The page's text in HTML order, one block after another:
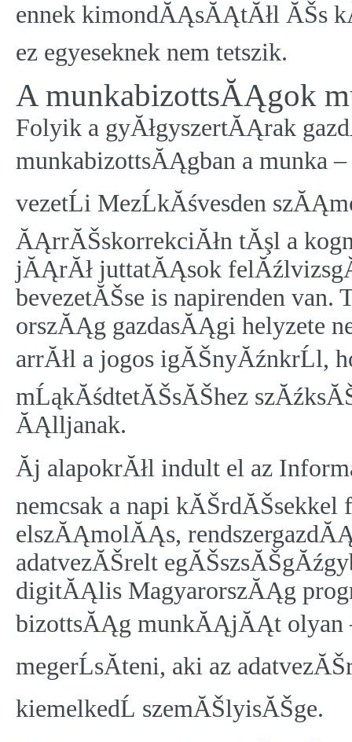
ennek kimondĂĄsĂĄtĂłl ĂŠs
ez egyeseknek nem tetszik.
A munkabizottsĂĄgok
Folyik a gyĂłgyszertĂĄrak
munkabizottsĂĄgban a munka
vezetĹi MezĹkĂśvesden
ĂĄrrĂŠskorrekciĂłn tĂşl a
jĂĄrĂł juttatĂĄsok
bevezetĂŠse is napirenden
orszĂĄg gazdasĂĄgi helyzete
arrĂłl a jogos igĂŠnyĂźnkrĹl,
mĹąkĂśdtetĂŠsĂŠhez
ĂĄlljanak.
Ăj alapokrĂłl indult el az
nemcsak a napi
elszĂĄmolĂĄs,
adatvezĂŠrelt
digitĂĄlis MagyarorszĂĄg
bizottsĂĄg munkĂĄjĂĄt olyan
megerĹsĂ­teni, aki az
kiemelkedĹ szemĂŠlyisĂŠge.